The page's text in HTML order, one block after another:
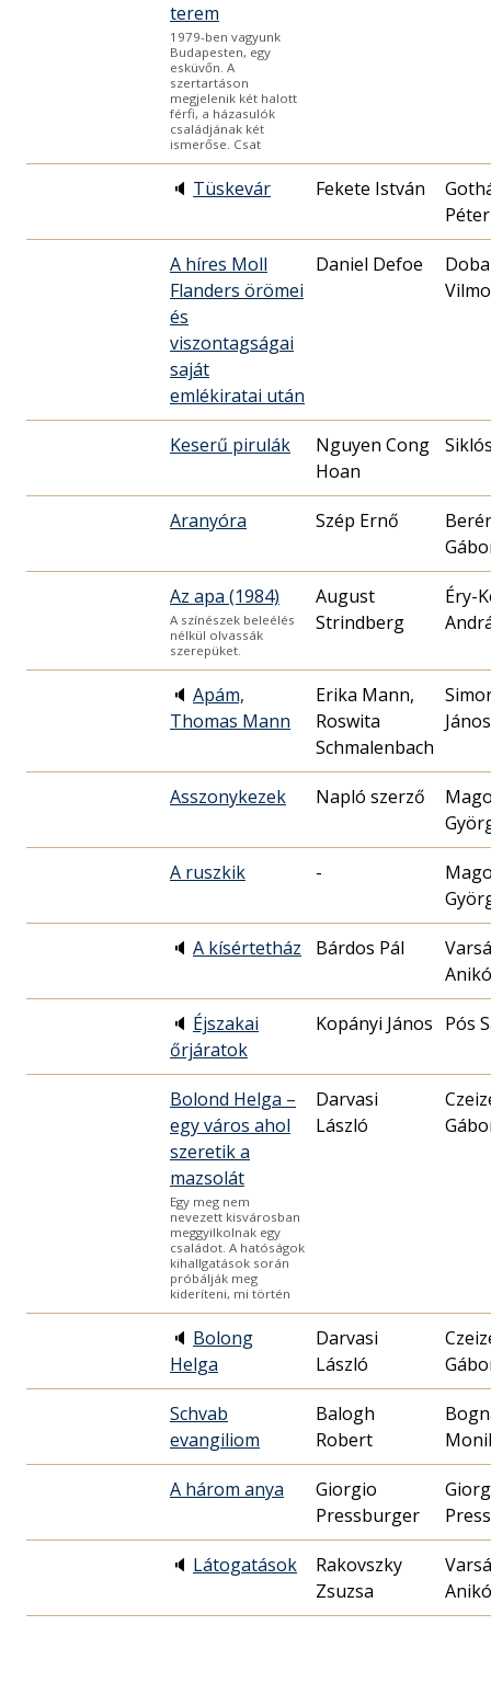
terem
1979-ben vagyunk
Budapesten, egy
esküvőn. A
szertartáson
megjelenik két halott
férfi, a házasulók
családjának két
ismerőse. Csat
🔈 Tüskevár Fekete István
Péter
A híres Moll
Flanders örömei
és
viszontagságai
saját
emlékiratai után
Daniel Defoe
Keserű pirulák
Nguyen Cong
Hoan
Aranyóra Szép Ernő
Az apa (1984)
A színészek beleélés
nélkül olvassák
szerepüket.
August
Strindberg
Éry-
🔈 Apám,
Thomas Mann
Erika Mann,
Roswita
Schmalenbach
János
Asszonykezek Napló szerző
A ruszkik -
🔈 A kísértetház Bárdos Pál
Anikó
🔈 Éjszakai
őrjáratok
Kopányi János Pós
Bolond Helga –
egy város ahol
szeretik a
mazsolát
Egy meg nem
nevezett kisvárosban
meggyilkolnak egy
családot. A hatóságok
kihallgatások során
próbálják meg
kideríteni, mi történ
Darvasi
László
🔈 Bolong
Helga
Darvasi
László
Schvab
evangiliom
Balogh
Robert
A három anya
Giorgio
Pressburger
🔈 Látogatások
Rakovszky
Zsuzsa
Anikó